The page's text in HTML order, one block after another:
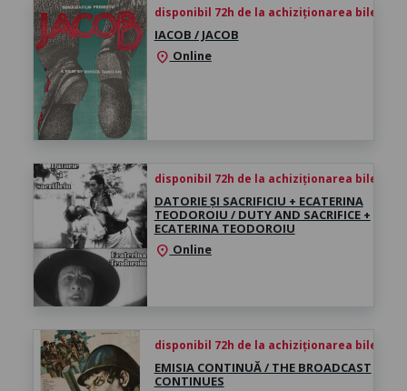
disponibil 72h de la achiziționarea biletului
IACOB / JACOB
location_on Online
disponibil 72h de la achiziționarea biletului
DATORIE ȘI SACRIFICIU + ECATERINA
TEODOROIU / DUTY AND SACRIFICE +
ECATERINA TEODOROIU
location_on Online
disponibil 72h de la achiziționarea biletului
EMISIA CONTINUĂ / THE BROADCAST
CONTINUES